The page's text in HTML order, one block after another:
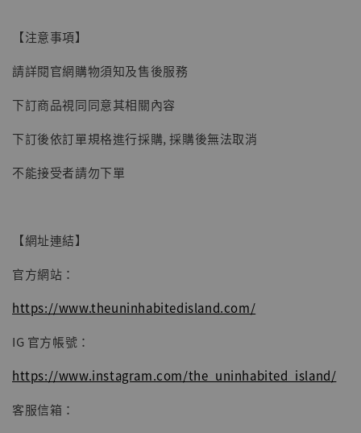
【現貨】BJSTUDIO 1/6系列可動蒐藏人偶 讓
NT$ 4,980
NT$ 5,300
加入購物車
【注意事項】
請詳閱官網購物須知及售後服務
下訂商品視同同意其相關內容
下訂後依訂單規格進行採購, 採購後無法取消
不能接受者請勿下單
【網址連結】
官方網站：
https://www.theuninhabitedisland.com/
IG 官方帳號：
https://www.instagram.com/the_uninhabited_island/
客服信箱：